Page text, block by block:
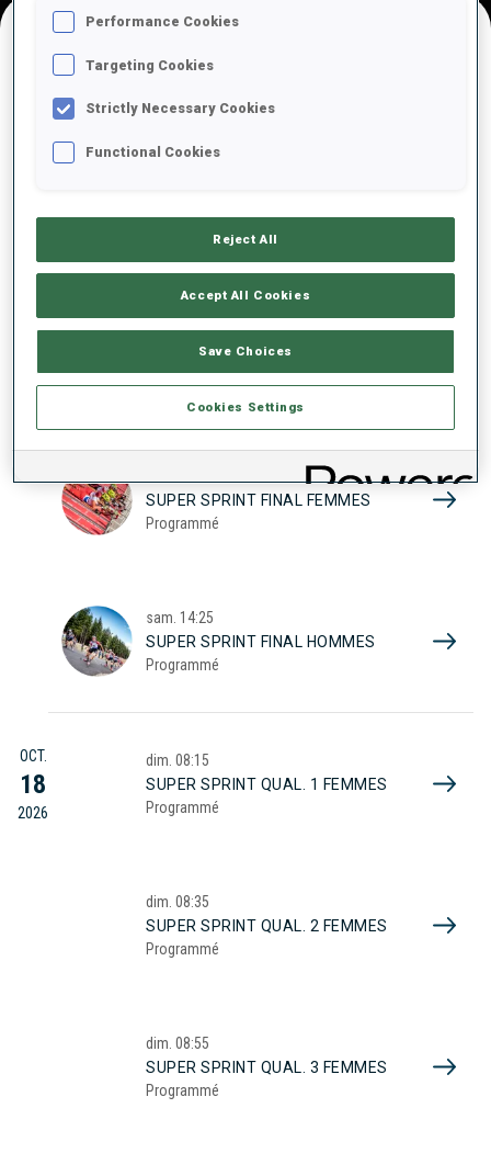
COMPÉTITIONS À VENIR
17
SUPER SPRINT QUAL. FEMMES
Programmé
sam.10:20
SUPER SPRINT QUAL. HOMMES
Programmé
SUPER SPRINT FINAL FEMMES
Programmé
sam. 14:25
SUPER SPRINT FINAL HOMMES
Programmé
OCT.
18
2026
dim. 08:15
SUPER SPRINT QUAL. 1 FEMMES
Programmé
dim. 08:35
SUPER SPRINT QUAL. 2 FEMMES
Programmé
dim. 08:55
SUPER SPRINT QUAL. 3 FEMMES
Programmé
Performance Cookies
Targeting Cookies
Strictly Necessary Cookies
Functional Cookies
Reject All
Accept All Cookies
Save Choices
Cookies Settings